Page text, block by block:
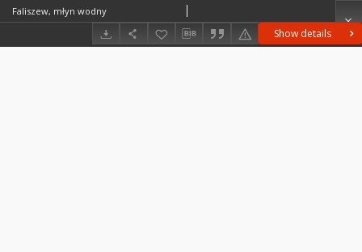
Show details
Faliszew, młyn wodny